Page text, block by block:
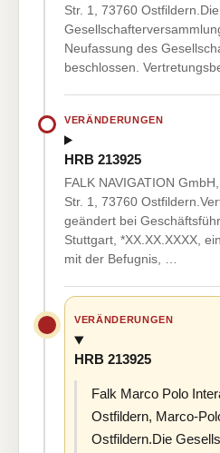
Str. 1, 73760 Ostfildern.Die
Neufassung des
beschlossen.
VERÄNDERUNGEN
HRB 213925
FALK NAVIGATION
Str. 1, 73760
geändert bei
Stuttgart, *XX.XX.XXXX,
mit der Befugnis, …
VERÄNDERUNGEN
HRB 213925
Falk Marco Polo
Ostfildern, Marco-
Ostfildern.Die